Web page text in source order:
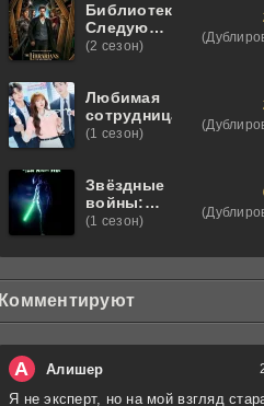
Библиотекари:
Следующая
глава
(2 сезон)
Любимая
сотрудница
(1 сезон)
Звёздные
войны:
Видения.
джедай
(1 сезон)
Комментируют
А Алишер
Я не эксперт, но на мой взгляд